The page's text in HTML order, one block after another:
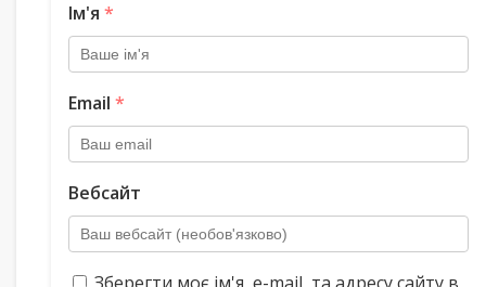
Ім'я *
Email *
Вебсайт